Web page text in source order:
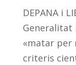
DEPANA i
Generalitat
«matar per
criteris